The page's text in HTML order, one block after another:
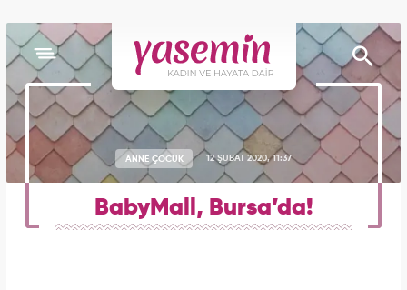
ANNE ÇOCUK 12 ŞUBAT 2020, 11:37
BabyMall, Bursa’da!